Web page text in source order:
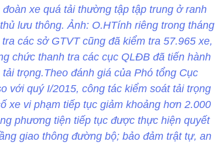
xe quá tải thường tập tập trung ở ranh
lưu thông. Ảnh: O.HTính riêng trong tháng
các sở GTVT cũng đã kiểm tra 57.965 xe,
chức thanh tra các cục QLĐB đã tiến hành
trọng.Theo đánh giá của Phó tổng Cục
với quý I/2015, công tác kiểm soát tải trọng
xe vi phạm tiếp tục giảm khoảng hơn 2.000
phương tiện tiếp tục được thực hiện quyết
giao thông đường bộ; bảo đảm trật tự, an